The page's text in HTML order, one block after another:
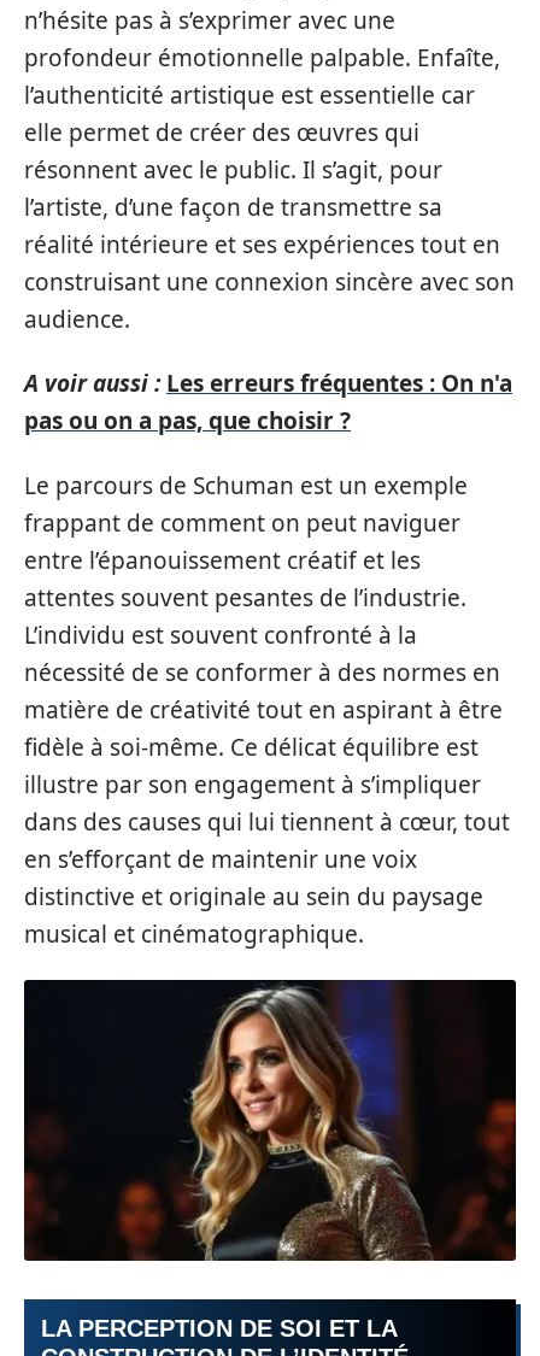
n’hésite pas à s’exprimer avec une
profondeur émotionnelle palpable. Enfaîte,
l’authenticité artistique est essentielle car
elle permet de créer des œuvres qui
résonnent avec le public. Il s’agit, pour
l’artiste, d’une façon de transmettre sa
réalité intérieure et ses expériences tout en
construisant une connexion sincère avec son
audience.
A voir aussi : Les erreurs fréquentes : On n'a
pas ou on a pas, que choisir ?
Le parcours de Schuman est un exemple
frappant de comment on peut naviguer
entre l’épanouissement créatif et les
attentes souvent pesantes de l’industrie.
L’individu est souvent confronté à la
nécessité de se conformer à des normes en
matière de créativité tout en aspirant à être
fidèle à soi-même. Ce délicat équilibre est
illustre par son engagement à s’impliquer
dans des causes qui lui tiennent à cœur, tout
en s’efforçant de maintenir une voix
distinctive et originale au sein du paysage
musical et cinématographique.
LA PERCEPTION DE SOI ET LA